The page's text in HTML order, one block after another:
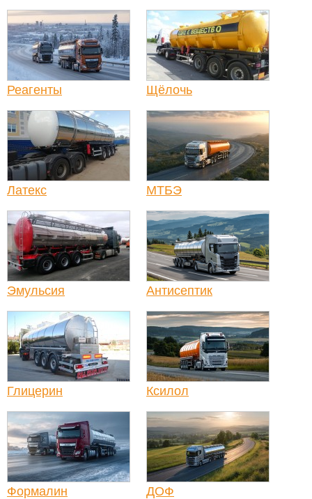
Реагенты Щёлочь
Латекс МТБЭ
Эмульсия Антисептик
Глицерин Ксилол
Формалин ДОФ